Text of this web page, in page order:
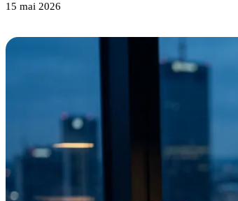
Servicii
Instrumente
Blog
06 Saldeo
15 mai 2026